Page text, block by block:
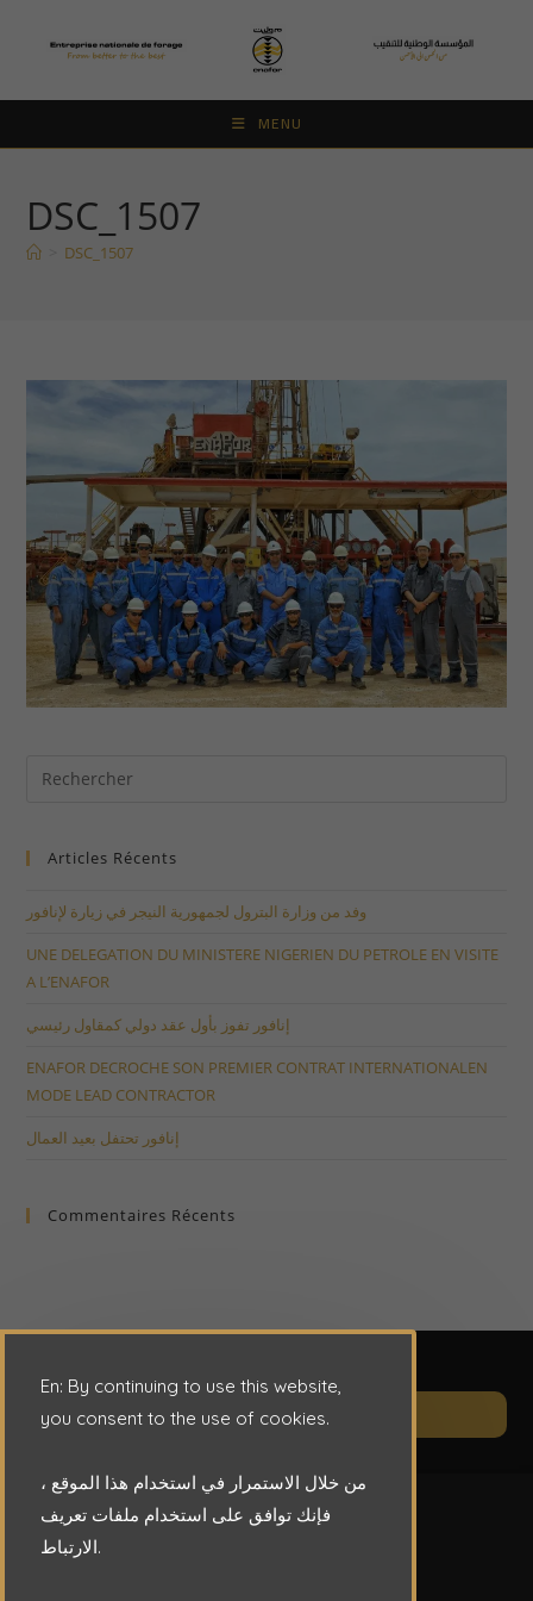
MENU
DSC_1507
DSC_1507
Articles Récents
وفد من وزارة البترول لجمهورية النيجر في زيارة لإنافور
UNE DELEGATION DU MINISTERE NIGERIEN DU PETROLE EN VISITE
A L’ENAFOR
إنافور تفوز بأول عقد دولي كمقاول رئيسي
ENAFOR DECROCHE SON PREMIER CONTRAT INTERNATIONALEN
MODE LEAD CONTRACTOR
إنافور تحتفل بعيد العمال
Commentaires Récents
CONTACT
in
En: By continuing to use this website,
you consent to the use of cookies.
من خلال الاستمرار في استخدام هذا الموقع ،
فإنك توافق على استخدام ملفات تعريف
الارتباط.